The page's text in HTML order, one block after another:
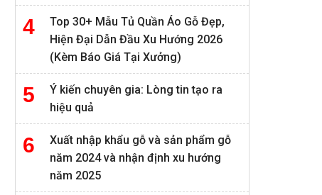
Top 30+ Mẫu Tủ Quần Áo Gỗ Đẹp,
Hiện Đại Dẫn Đầu Xu Hướng 2026
(Kèm Báo Giá Tại Xưởng)
Ý kiến chuyên gia: Lòng tin tạo ra
hiệu quả
Xuất nhập khẩu gỗ và sản phẩm gỗ
năm 2024 và nhận định xu hướng
năm 2025